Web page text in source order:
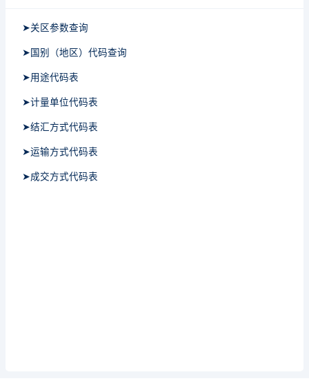
➤关区参数查询
➤国别（地区）代码查询
➤用途代码表
➤计量单位代码表
➤结汇方式代码表
➤运输方式代码表
➤成交方式代码表